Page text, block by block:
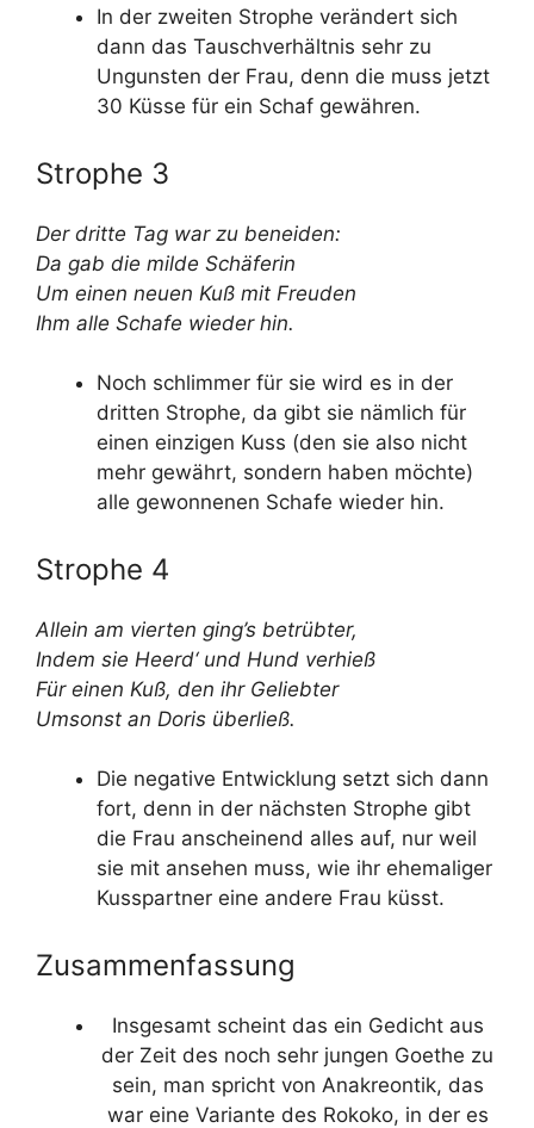
In der zweiten Strophe verändert sich
dann das Tauschverhältnis sehr zu
Ungunsten der Frau, denn die muss jetzt
30 Küsse für ein Schaf gewähren.
Strophe 3
Der dritte Tag war zu beneiden:
Da gab die milde Schäferin
Um einen neuen Kuß mit Freuden
Ihm alle Schafe wieder hin.
Noch schlimmer für sie wird es in der
dritten Strophe, da gibt sie nämlich für
einen einzigen Kuss (den sie also nicht
mehr gewährt, sondern haben möchte)
alle gewonnenen Schafe wieder hin.
Strophe 4
Allein am vierten ging’s betrübter,
Indem sie Heerd‘ und Hund verhieß
Für einen Kuß, den ihr Geliebter
Umsonst an Doris überließ.
Die negative Entwicklung setzt sich dann
fort, denn in der nächsten Strophe gibt
die Frau anscheinend alles auf, nur weil
sie mit ansehen muss, wie ihr ehemaliger
Kusspartner eine andere Frau küsst.
Zusammenfassung
Insgesamt scheint das ein Gedicht aus
der Zeit des noch sehr jungen Goethe zu
sein, man spricht von Anakreontik, das
war eine Variante des Rokoko, in der es